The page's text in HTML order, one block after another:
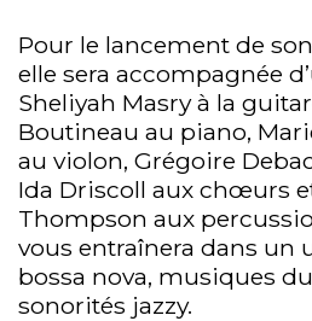
Pour le lancement de
elle sera accompagnée
Sheliyah Masry à la
Boutineau au piano,
au violon, Grégoire
Ida Driscoll aux chœurs
Thompson aux
vous entraînera dans un
bossa nova, musiques
sonorités jazzy.